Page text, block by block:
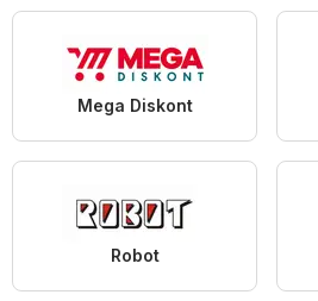
Mega Diskont
Robot